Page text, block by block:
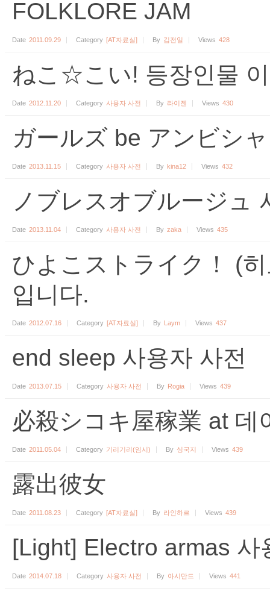
FOLKLORE JAM
Date 2011.09.29 Category [AT자료실] By 김전일 Views 428
ねこ☆こい! 등장인물
Date 2012.11.20 Category 사용자 사전 By 라이젠 Views 430
ガールズ be アンビシ
Date 2013.11.15 Category 사용자 사전 By kina12 Views 432
ノブレスオブルージュ
Date 2013.11.04 Category 사용자 사전 By zaka Views 435
ひよこストライク！ (
입니다.
Date 2012.07.16 Category [AT자료실] By Laym Views 437
end sleep 사용자 사전
Date 2013.07.15 Category 사용자 사전 By Rogia Views 439
必殺シコキ屋稼業 at 데
Date 2011.05.04 Category 기리기리(임시) By 싱국지 Views 439
露出彼女
Date 2011.08.23 Category [AT자료실] By 라인하르 Views 439
[Light] Electro armas 사
Date 2014.07.18 Category 사용자 사전 By 아시만드 Views 441